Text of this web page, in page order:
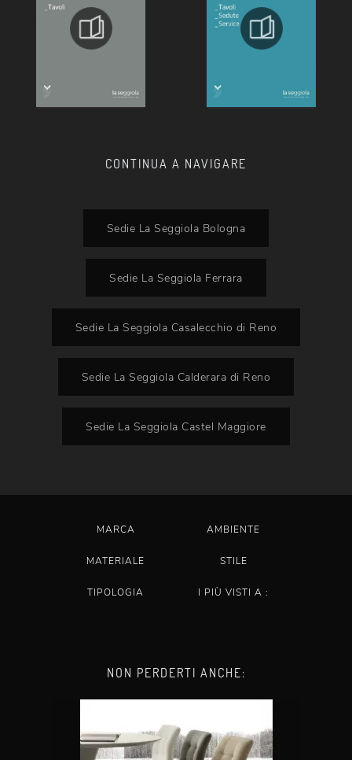
CONTINUA A NAVIGARE
Sedie La Seggiola Bologna
Sedie La Seggiola Ferrara
Sedie La Seggiola Casalecchio di Reno
Sedie La Seggiola Calderara di Reno
Sedie La Seggiola Castel Maggiore
MARCA AMBIENTE
MATERIALE STILE
TIPOLOGIA I PIÙ VISTI A :
NON PERDERTI ANCHE: